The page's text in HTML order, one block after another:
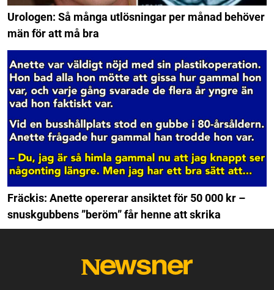
Urologen: Så många utlösningar per månad behöver
män för att må bra
Fräckis: Anette opererar ansiktet för 50 000 kr –
snuskgubbens ”beröm” får henne att skrika